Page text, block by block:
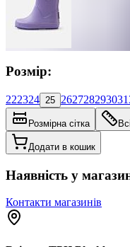
Розмір:
222324 25 262728293031
Розмірна сітка
Додати в кошик
Наявність у
Контакти магазинів